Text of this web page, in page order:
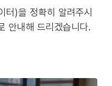
터)을 정확히 알려주시
안내해 드리겠습니다.